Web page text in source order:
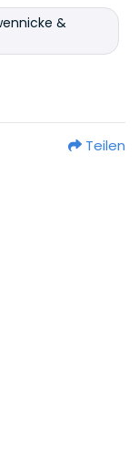
&
Teilen